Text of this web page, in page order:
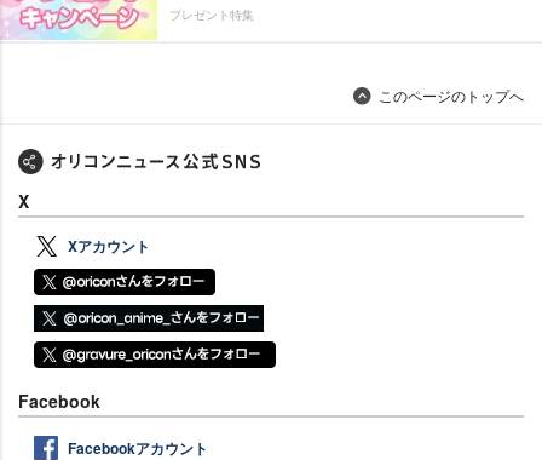
プレゼント特集
このページのトップへ
X
Xアカウント
Facebook
Facebookアカウント